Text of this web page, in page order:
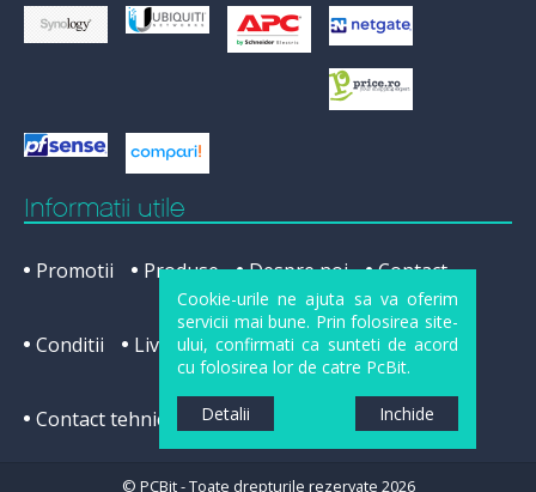
Informatii utile
Promotii Produse Despre noi Contact
Conditii Livrare Cum cumpar Service
Contact tehnic ANPC
© PCBit - Toate drepturile rezervate 2026
Cookie-urile ne ajuta sa va oferim
servicii mai bune. Prin folosirea site-
ului, confirmati ca sunteti de acord
cu folosirea lor de catre PcBit.
Detalii Inchide